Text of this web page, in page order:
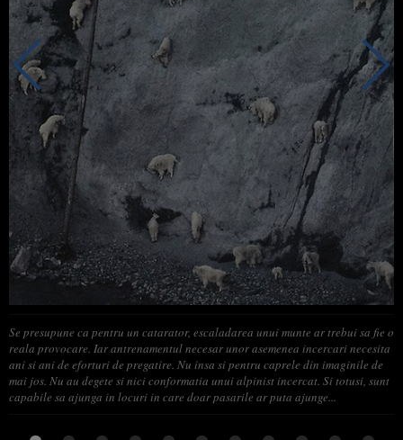
Se presupune ca pentru un catarator, escaladarea unui munte ar trebui sa fie o
reala provocare. Iar antrenamentul necesar unor asemenea incercari necesita
ani si ani de eforturi de pregatire. Nu insa si pentru caprele din imaginile de
mai jos. Nu au degete si nici conformatia unui alpinist incercat. Si totusi, sunt
capabile sa ajunga in locuri in care doar pasarile ar puta ajunge...